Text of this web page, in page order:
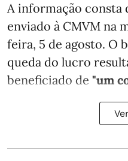
A informação consta
enviado à CMVM na
feira, 5 de agosto. O
queda do lucro
beneficiado de "um